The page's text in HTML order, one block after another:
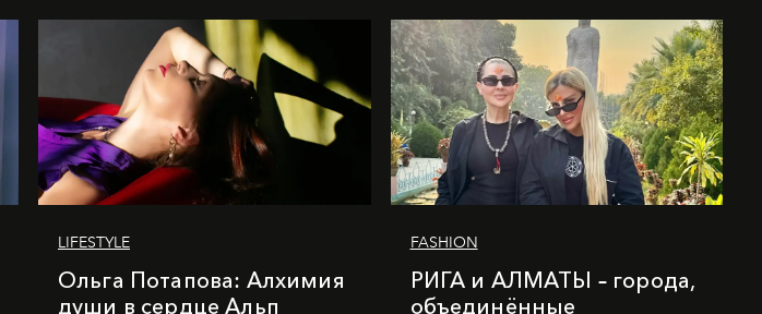
LIFESTYLE
Ольга Потапова: Алхимия
души в сердце Альп
FASHION
РИГА и АЛМАТЫ – города,
объединённые